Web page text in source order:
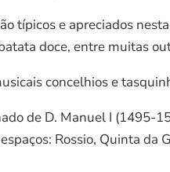
típicos e apreciados
doce, entre muitas
concelhios e
de D. Manuel I (1495-
Rossio, Quinta